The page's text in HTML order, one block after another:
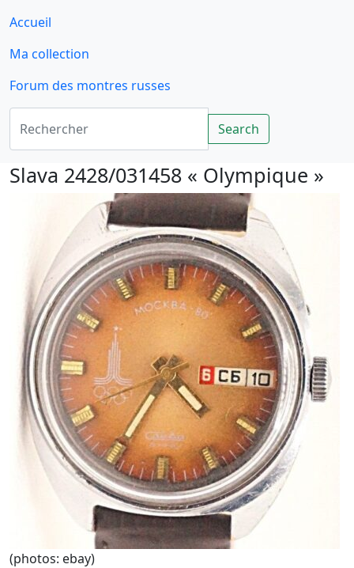
Accueil
Ma collection
Forum des montres russes
Rechercher
Search
Slava 2428/031458 « Olympique »
(photos: ebay)